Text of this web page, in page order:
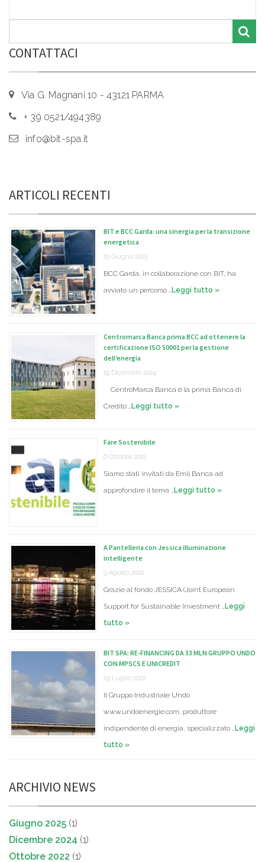
CONTATTACI
Via G. Magnani 10 - 43121 PARMA
+ 39 0521/494389
info@bit-spa.it
ARTICOLI RECENTI
BIT e BCC Garda: una sinergia per la transizione
energetica
19 Giugno 2025
BCC Garda, in collaborazione con BIT, ha
avviato un percorso …Leggi tutto »
Centromarca Banca prima BCC ad ottenere la
certificazione ISO 50001 per la gestione
dell’energia
19 Dicembre 2024
CentroMarca Banca è la prima Banca di
Credito …Leggi tutto »
Fare Sostenibile
6 Ottobre 2022
Siamo stati invitati da Emil Banca ad
approfondire il tema …Leggi tutto »
A Pantelleria con Jessica illuminazione
intelligente
9 Agosto 2022
Grazie al fondo JESSICA (Joint European
Support for Sustainable Investment …Leggi
tutto »
BIT SPA: RE-FINANCING DA 33 MLN GRUPPO UNDO
CON MPSCS E UNICREDIT
29 Luglio 2022
Il Gruppo Industriale Undo
www.undoenergie.com, produttore
indipendente di energia, specializzato …Leggi
tutto »
ARCHIVIO NEWS
Giugno 2025 (1)
Dicembre 2024 (1)
Ottobre 2022 (1)